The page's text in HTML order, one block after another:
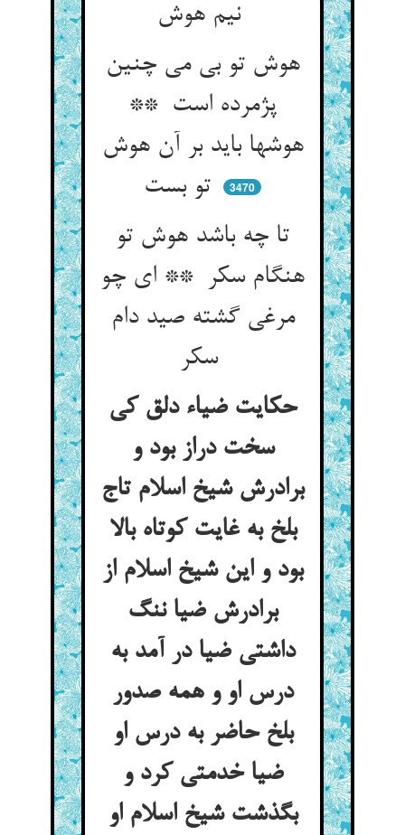
نیم هوش
هوش تو بی می چنین
پژمرده است **
هوشها باید بر آن هوش
3470
تا چه باشد هوش تو
هنگام سکر ** ای چو
مرغی گشته صید دام
سکر
حکایت ضیاء دلق کی
سخت دراز بود و
برادرش شیخ اسلام تاج
بلخ به غایت کوتاه بالا
بود و این شیخ اسلام از
برادرش ضیا ننگ
داشتی ضیا در آمد به
درس او و همه صدور
بلخ حاضر به درس او
ضیا خدمتی کرد و
بگذشت شیخ اسلام او